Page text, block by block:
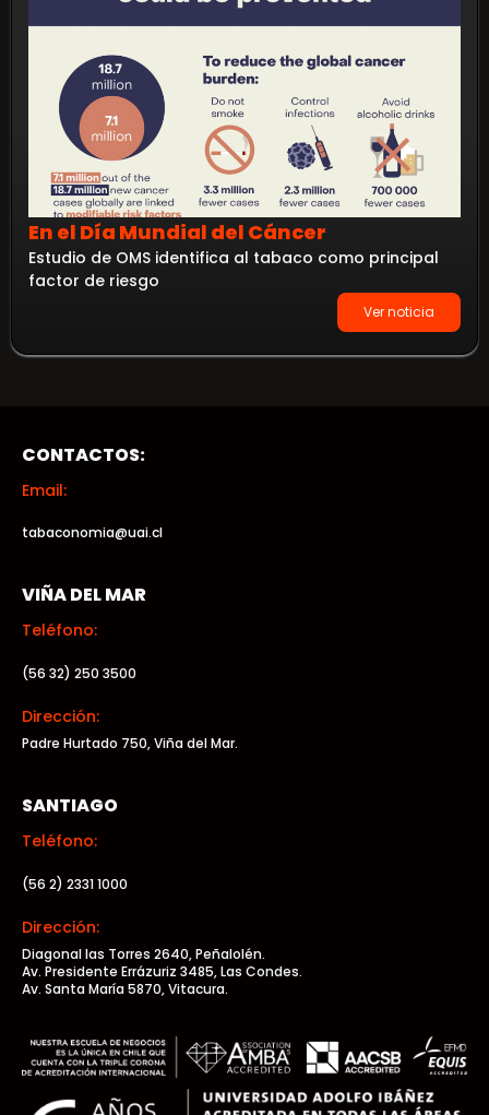
En el Día Mundial del Cáncer
Estudio de OMS identifica al tabaco como principal
factor de riesgo
Ver noticia
CONTACTOS:
Email:
tabaconomia@uai.cl
VIÑA DEL MAR
Teléfono:
(56 32) 250 3500
Dirección:
Padre Hurtado 750, Viña del Mar.
SANTIAGO
Teléfono:
(56 2) 2331 1000
Dirección:
Diagonal las Torres 2640, Peñalolén.
Av. Presidente Errázuriz 3485, Las Condes.
Av. Santa María 5870, Vitacura.